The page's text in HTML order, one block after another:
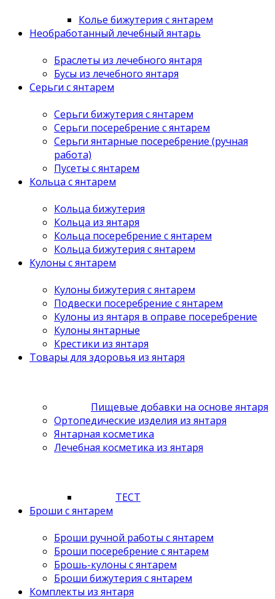
Колье бижутерия с янтарем
Необработанный лечебный янтарь
Браслеты из лечебного янтаря
Бусы из лечебного янтаря
Серьги с янтарем
Серьги бижутерия с янтарем
Серьги посеребрение с янтарем
Серьги янтарные посеребрение (ручная
работа)
Пусеты с янтарем
Кольца с янтарем
Кольца бижутерия
Кольца из янтаря
Кольца посеребрение с янтарем
Кольца бижутерия с янтарем
Кулоны с янтарем
Кулоны бижутерия с янтарем
Подвески посеребрение с янтарем
Кулоны из янтаря в оправе посеребрение
Кулоны янтарные
Крестики из янтаря
Товары для здоровья из янтаря
Пищевые добавки на основе янтаря
Ортопедические изделия из янтаря
Янтарная косметика
Лечебная косметика из янтаря
ТЕСТ
Броши с янтарем
Броши ручной работы с янтарем
Броши посеребрение с янтарем
Брошь-кулоны с янтарем
Броши бижутерия с янтарем
Комплекты из янтаря